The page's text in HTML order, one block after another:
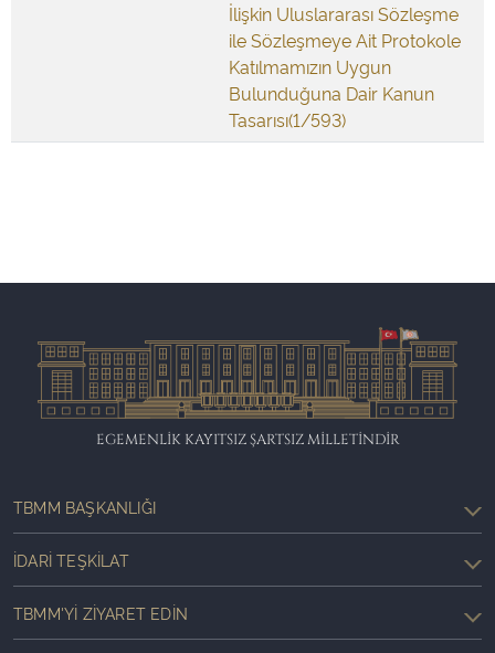
İlişkin Uluslararası Sözleşme
ile Sözleşmeye Ait Protokole
Katılmamızın Uygun
Bulunduğuna Dair Kanun
Tasarısı(1/593)
EGEMENLİK KAYITSIZ ŞARTSIZ MİLLETİNDİR
TBMM BAŞKANLIĞI
İDARI TEŞKILAT
TBMM'YI ZIYARET EDIN